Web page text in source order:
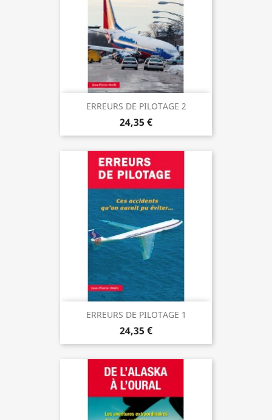
ERREURS DE PILOTAGE 2
24,35 €
ERREURS DE PILOTAGE 1
24,35 €